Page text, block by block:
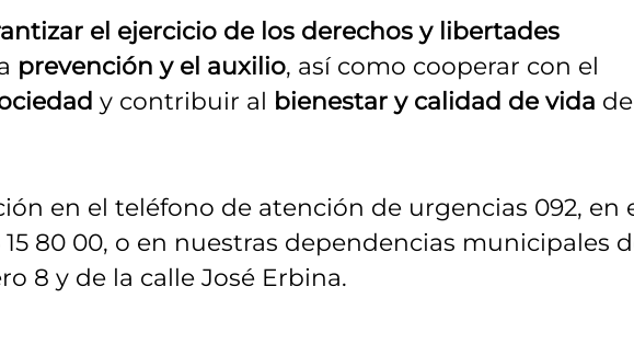
el ejercicio de los derechos y libertades
prevención y el auxilio, así como cooperar con el
y contribuir al bienestar y calidad de vida
en el teléfono de atención de urgencias 092, en
80 00, o en nuestras dependencias municipales
8 y de la calle José Erbina.